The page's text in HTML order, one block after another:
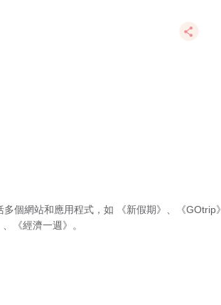
個網站和應用程式，如 《新假期》 《GOtrip》
《經濟一週》 。